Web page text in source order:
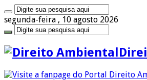
segunda-feira , 10 agosto 2026